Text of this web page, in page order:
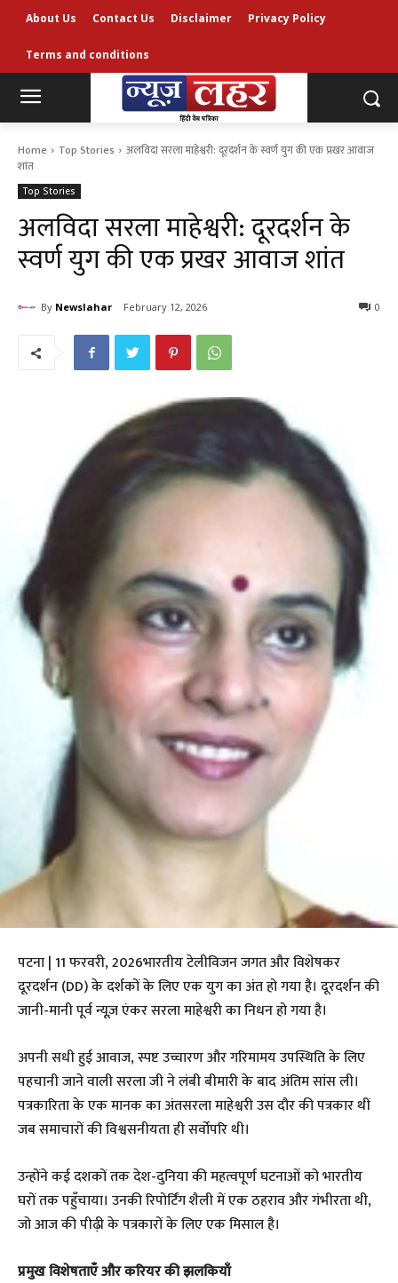
About Us Contact Us Disclaimer Privacy Policy
Terms and conditions
Home Top Stories
अलविदा सरला माहेश्वरी: दूरदर्शन के स्वर्ण युग की एक प्रखर आवाज
शांत
Top Stories
अलविदा सरला माहेश्वरी: दूरदर्शन के
स्वर्ण युग की एक प्रखर आवाज शांत
By Newslahar February 12, 2026 0
पटना | 11 फरवरी, 2026भारतीय टेलीविजन जगत और विशेषकर
दूरदर्शन (DD) के दर्शकों के लिए एक युग का अंत हो गया है। दूरदर्शन की
जानी-मानी पूर्व न्यूज़ एंकर सरला माहेश्वरी का निधन हो गया है।
अपनी सधी हुई आवाज, स्पष्ट उच्चारण और गरिमामय उपस्थिति के लिए
पहचानी जाने वाली सरला जी ने लंबी बीमारी के बाद अंतिम सांस ली।
पत्रकारिता के एक मानक का अंतसरला माहेश्वरी उस दौर की पत्रकार थीं
जब समाचारों की विश्वसनीयता ही सर्वोपरि थी।
उन्होंने कई दशकों तक देश-दुनिया की महत्वपूर्ण घटनाओं को भारतीय
घरों तक पहुँचाया। उनकी रिपोर्टिंग शैली में एक ठहराव और गंभीरता थी,
जो आज की पीढ़ी के पत्रकारों के लिए एक मिसाल है।
प्रमुख विशेषताएँ और करियर की झलकियाँ